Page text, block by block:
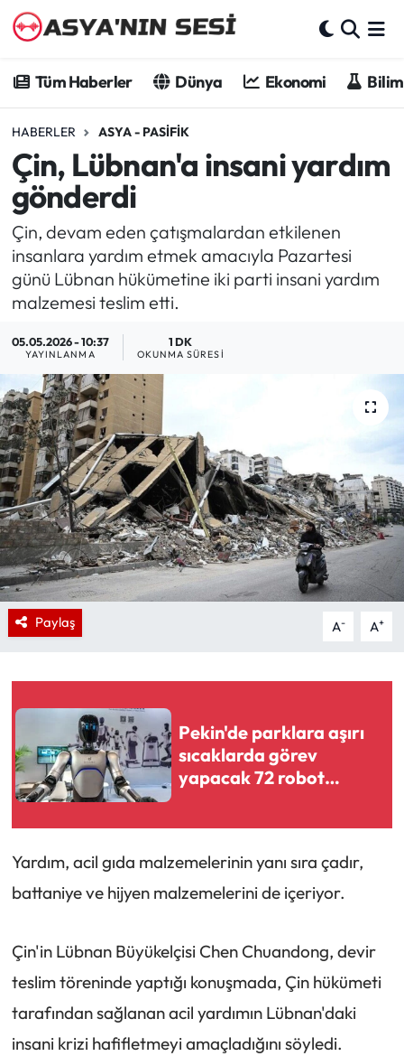
Tüm Haberler Dünya Ekonomi
HABERLER ASYA - PASIFIK
Çin, Lübnan'a insani yardım
gönderdi
Çin, devam eden çatışmalardan etkilenen
insanlara yardım etmek amacıyla Pazartesi
günü Lübnan hükümetine iki parti insani yardım
malzemesi teslim etti.
05.05.2026 - 10:37
YAYINLANMA
1 DK
OKUNMA SÜRESI
Paylaş A- A+
Pekin'de parklara aşırı
sıcaklarda görev
yapacak 72 robot
Yardım, acil gıda malzemelerinin yanı sıra çadır,
battaniye ve hijyen malzemelerini de içeriyor.
Çin'in Lübnan Büyükelçisi Chen Chuandong, devir
teslim töreninde yaptığı konuşmada, Çin hükümeti
tarafından sağlanan acil yardımın Lübnan'daki
insani krizi hafifletmeyi amaçladığını söyledi.
Dünya
Ekonomi
Bilim - Teknoloji
Kültür - Sanat
Spor
Asya-Pasifik
Yazarlar